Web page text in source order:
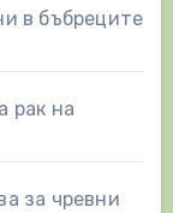
в бъбреците
рак на
за чревни